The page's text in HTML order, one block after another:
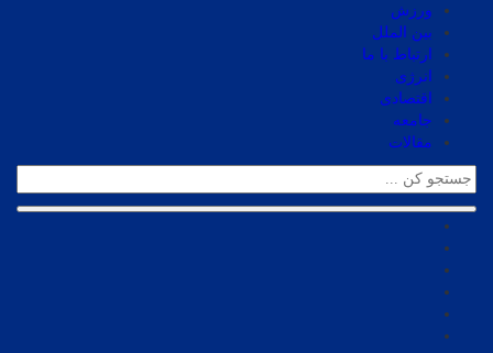
ورزش
بین الملل
ارتباط با ما
انرژی
اقتصادی
جامعه
مقالات